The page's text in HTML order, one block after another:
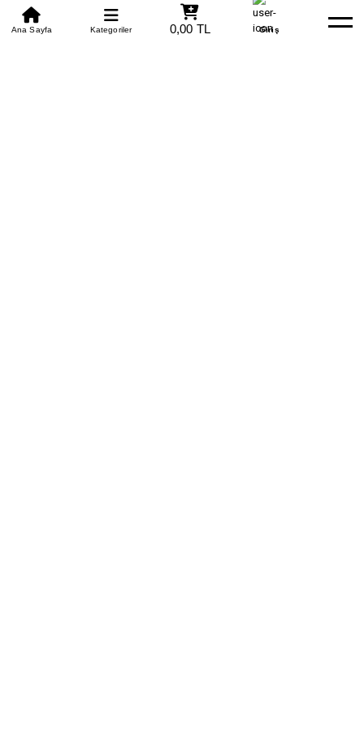
0850 305 09 70
Beden Tablosu Banka Hesapları Whatsapp Yardım
Ana Sayfa Kategoriler 0,00 TL Giriş